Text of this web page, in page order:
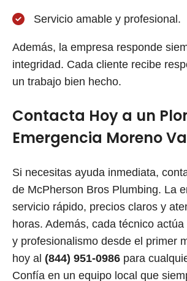
Servicio amable y profesional.
Además, la empresa responde
integridad. Cada cliente recibe
un trabajo bien hecho.
Contacta Hoy a un
Emergencia Moreno
Si necesitas ayuda inmediata,
de McPherson Bros Plumbing. La
servicio rápido, precios claros y
horas. Además, cada técnico
y profesionalismo desde el primer
hoy al (844) 951-0986 para
Confía en un equipo local que